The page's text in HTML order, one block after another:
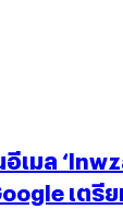
เมล
เตรี